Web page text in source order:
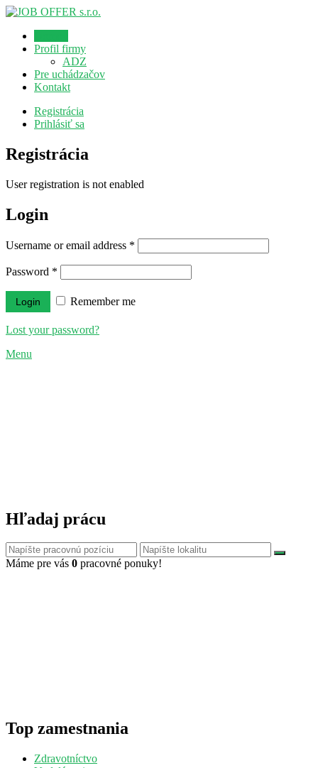
Profil firmy
ADZ
Pre uchádzačov
Kontakt
Registrácia
Prihlásiť sa
Registrácia
User registration is not enabled
Login
Username or email address *
Password *
Remember me
Lost your password?
Menu
Hľadaj prácu
Máme pre vás 0 pracovné ponuky!
Top zamestnania
Zdravotníctvo